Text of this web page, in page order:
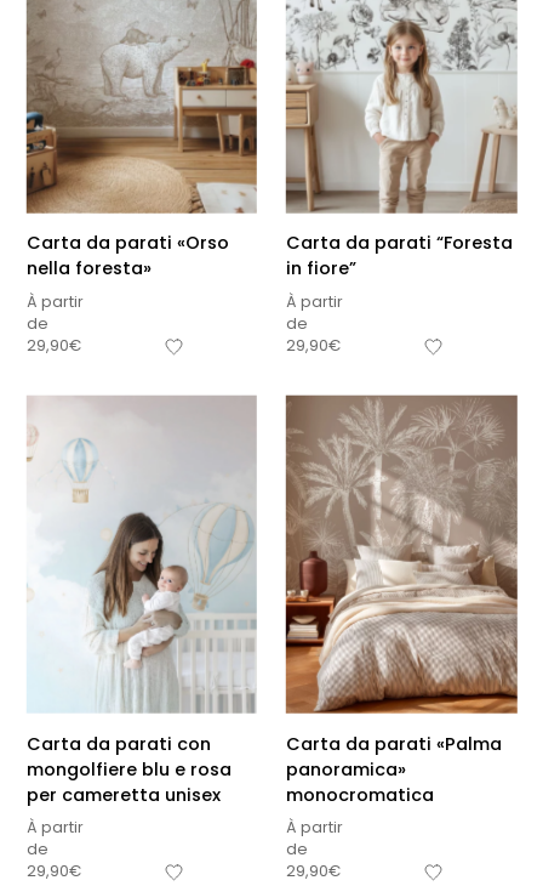
Carta da parati «Orso
nella foresta»
À partir
de
29,90€
Carta da parati “Foresta
in fiore”
À partir
de
29,90€
Carta da parati con
mongolfiere blu e rosa
per cameretta unisex
À partir
de
29,90€
Carta da parati «Palma
panoramica»
monocromatica
À partir
de
29,90€